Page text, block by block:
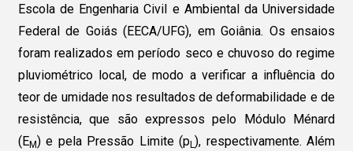
Escola de Engenharia Civil e Ambiental da Universidade
Federal de Goiás (EECA/UFG), em Goiânia. Os ensaios
foram realizados em período seco e chuvoso do regime
pluviométrico local, de modo a verificar a influência do
teor de umidade nos resultados de deformabilidade e de
resistência, que são expressos pelo Módulo Ménard
(EM) e pela Pressão Limite (pL ), respectivamente. Além